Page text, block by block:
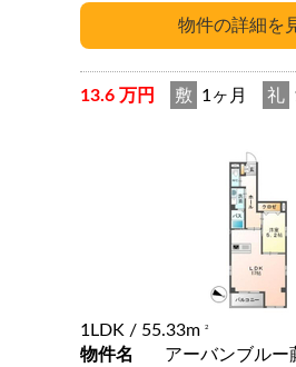
13.6 万円 敷 1ヶ月 礼
1LDK / 55.33m 2
物件名
アーバンブル